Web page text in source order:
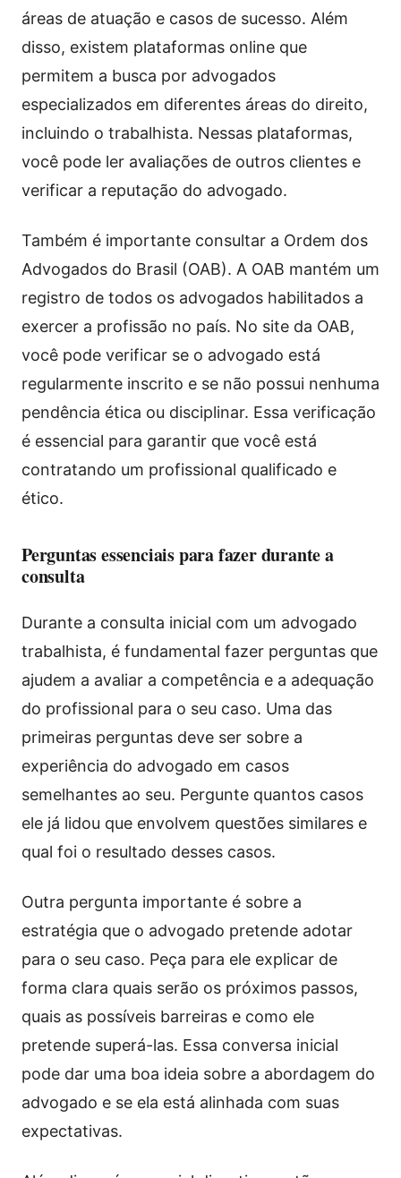
áreas de atuação e casos de sucesso. Além
disso, existem plataformas online que
permitem a busca por advogados
especializados em diferentes áreas do direito,
incluindo o trabalhista. Nessas plataformas,
você pode ler avaliações de outros clientes e
verificar a reputação do advogado.
Também é importante consultar a Ordem dos
Advogados do Brasil (OAB). A OAB mantém um
registro de todos os advogados habilitados a
exercer a profissão no país. No site da OAB,
você pode verificar se o advogado está
regularmente inscrito e se não possui nenhuma
pendência ética ou disciplinar. Essa verificação
é essencial para garantir que você está
contratando um profissional qualificado e
ético.
Perguntas essenciais para fazer durante a
consulta
Durante a consulta inicial com um advogado
trabalhista, é fundamental fazer perguntas que
ajudem a avaliar a competência e a adequação
do profissional para o seu caso. Uma das
primeiras perguntas deve ser sobre a
experiência do advogado em casos
semelhantes ao seu. Pergunte quantos casos
ele já lidou que envolvem questões similares e
qual foi o resultado desses casos.
Outra pergunta importante é sobre a
estratégia que o advogado pretende adotar
para o seu caso. Peça para ele explicar de
forma clara quais serão os próximos passos,
quais as possíveis barreiras e como ele
pretende superá-las. Essa conversa inicial
pode dar uma boa ideia sobre a abordagem do
advogado e se ela está alinhada com suas
expectativas.